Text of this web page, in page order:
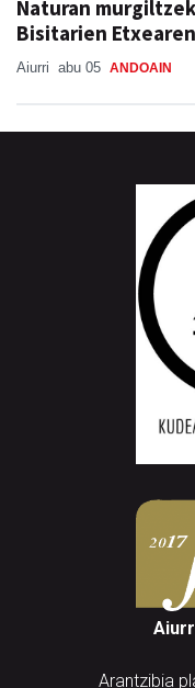
Naturan
Bisitarien
Aiurri abu 05 ANDOAIN
Arantzibia